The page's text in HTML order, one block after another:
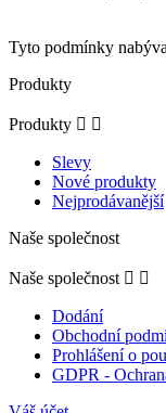
Tyto podmínky
Produkty
Produkty  
Slevy
Nové produkty
Nejprodávanější
Naše společnost
Naše společnost  
Dodání
Obchodní
Prohlášení o
GDPR -